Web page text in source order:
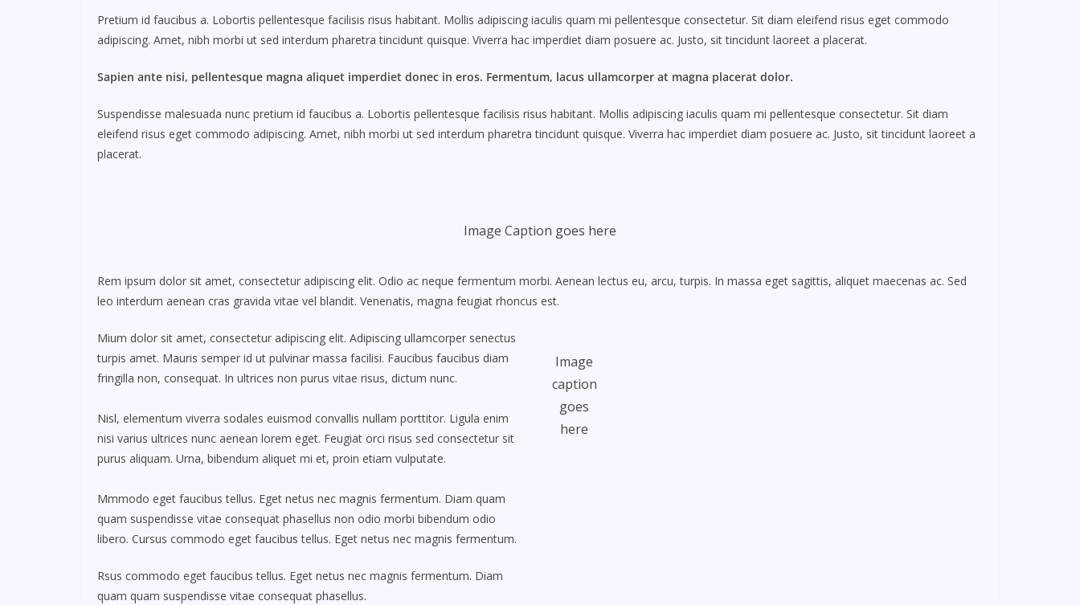
Pretium id faucibus a. Lobortis pellentesque facilisis risus habitant. Mollis adipiscing iaculis quam mi pellentesque consectetur. Sit diam eleifend risus eget commodo
adipiscing. Amet, nibh morbi ut sed interdum pharetra tincidunt quisque. Viverra hac imperdiet diam posuere ac. Justo, sit tincidunt laoreet a placerat.
Sapien ante nisi, pellentesque magna aliquet imperdiet donec in eros. Fermentum, lacus ullamcorper at magna placerat dolor.
Suspendisse malesuada nunc pretium id faucibus a. Lobortis pellentesque facilisis risus habitant. Mollis adipiscing iaculis quam mi pellentesque consectetur. Sit diam
eleifend risus eget commodo adipiscing. Amet, nibh morbi ut sed interdum pharetra tincidunt quisque. Viverra hac imperdiet diam posuere ac. Justo, sit tincidunt laoreet a
placerat.
Image Caption goes here
Rem ipsum dolor sit amet, consectetur adipiscing elit. Odio ac neque fermentum morbi. Aenean lectus eu, arcu, turpis. In massa eget sagittis, aliquet maecenas ac. Sed
leo interdum aenean cras gravida vitae vel blandit. Venenatis, magna feugiat rhoncus est.
Mium dolor sit amet, consectetur adipiscing elit. Adipiscing ullamcorper senectus
turpis amet. Mauris semper id ut pulvinar massa facilisi. Faucibus faucibus diam
fringilla non, consequat. In ultrices non purus vitae risus, dictum nunc.
Nisl, elementum viverra sodales euismod convallis nullam porttitor. Ligula enim
nisi varius ultrices nunc aenean lorem eget. Feugiat orci risus sed consectetur sit
purus aliquam. Urna, bibendum aliquet mi et, proin etiam vulputate.
Mmmodo eget faucibus tellus. Eget netus nec magnis fermentum. Diam quam
quam suspendisse vitae consequat phasellus non odio morbi bibendum odio
libero. Cursus commodo eget faucibus tellus. Eget netus nec magnis fermentum.
Rsus commodo eget faucibus tellus. Eget netus nec magnis fermentum. Diam
quam quam suspendisse vitae consequat phasellus.
Image
caption
goes
here